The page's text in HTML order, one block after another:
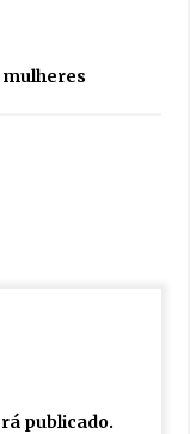
mulheres
publicado.